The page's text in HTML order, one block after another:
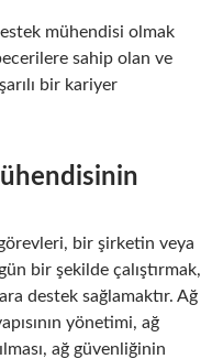
mühendisi olmak
sahip olan ve
bir kariyer
bir şirketin veya
bir şekilde çalıştırmak,
destek sağlamaktır. Ağ
yönetimi, ağ
ağ güvenliğinin